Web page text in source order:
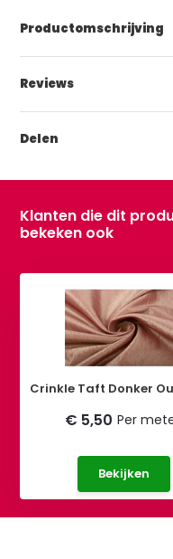
Productomschrijving
Reviews
Delen
Klanten die dit
bekeken ook
Crinkle Taft Donker
€ 5,50 Per
Bekijken